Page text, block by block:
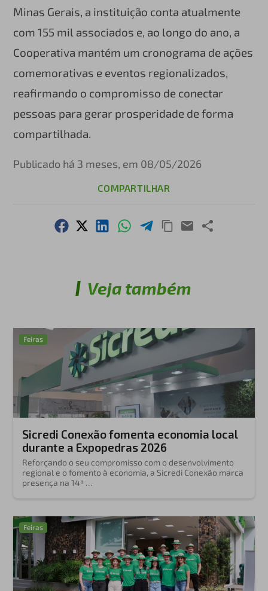
Minas Gerais, a instituição conta atualmente
com 155 mil associados e, ao longo do ano, a
Cooperativa mantém um cronograma de ações
comemorativas e eventos regionalizados,
reafirmando o compromisso de conectar
pessoas para gerar prosperidade de forma
compartilhada.
Publicado há 3 meses, em 08/05/2026
COMPARTILHAR
Veja também
Feiras
Sicredi Conexão fomenta economia local
durante a Expopedras 2026
Reforçando o seu compromisso com o desenvolvimento
regional e o fomento à economia, a Sicredi Conexão marca
presença na 14ª …
Feiras